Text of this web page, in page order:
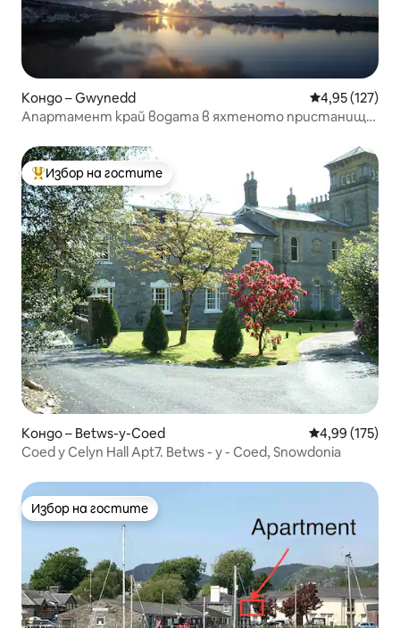
Кондо – Gwynedd Средна
4,95 (127)
Апартамент край водата в яхтеното пристанище
Най-популярен избор на гостите
Избор на гостите
Кондо – Betws-y-Coed Средна
4,99 (175)
Coed y Celyn Hall Apt7. Betws - y - Coed, Snowdonia
Избор на гостите
Избор на гостите